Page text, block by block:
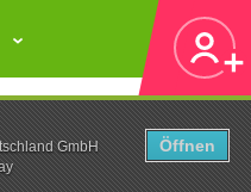
GmbH
Öffnen